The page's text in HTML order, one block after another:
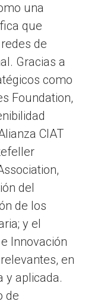
una
que
de
Gracias a
como
Foundation,
CIAT
del
de los
y el
Innovación
en
y aplicada.
de